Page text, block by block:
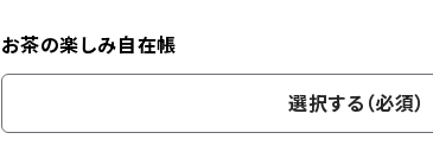
お茶の楽しみ自在帳
選択する（必須）